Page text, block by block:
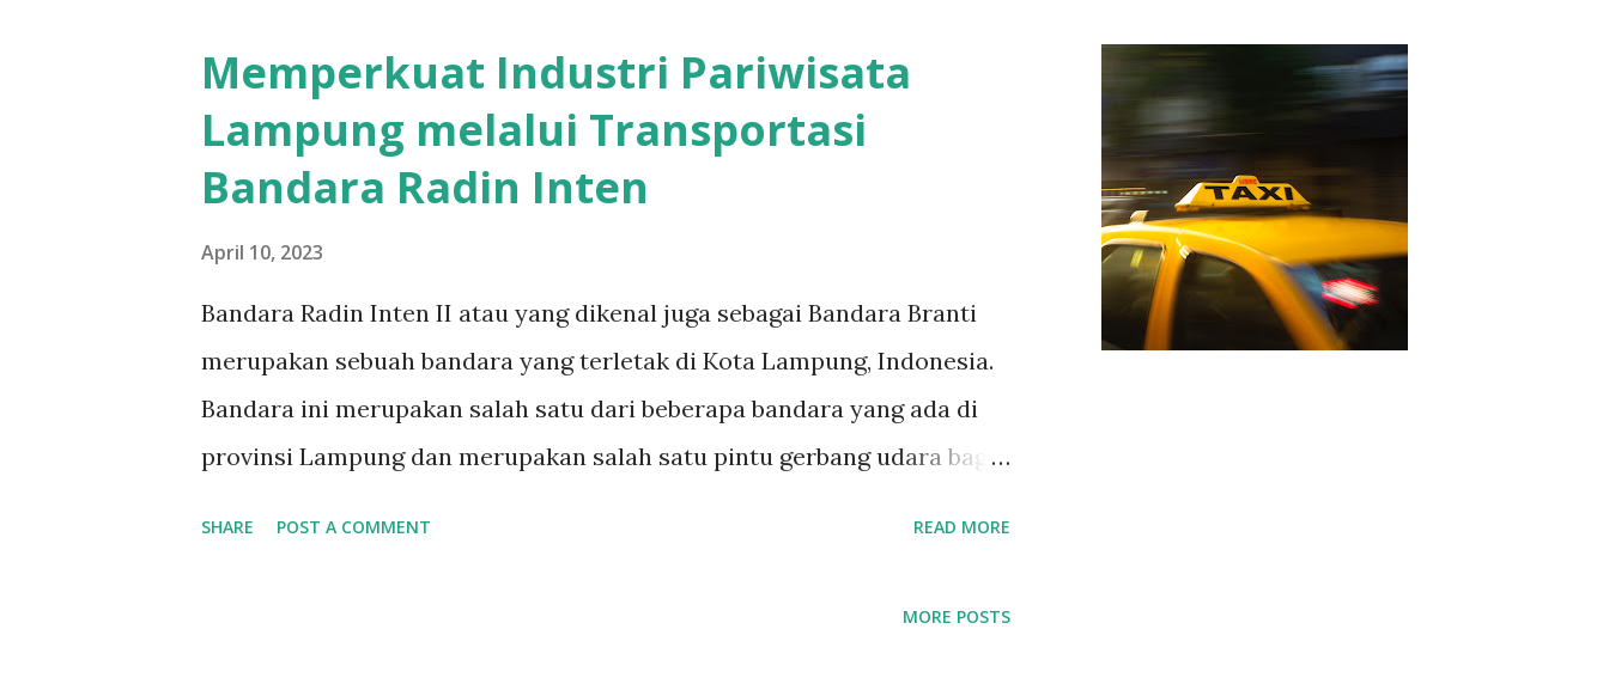
Memperkuat Industri Pariwisata
Lampung melalui Transportasi
Bandara Radin Inten
April 10, 2023
Bandara Radin Inten II atau yang dikenal juga sebagai Bandara Branti
merupakan sebuah bandara yang terletak di Kota Lampung, Indonesia.
Bandara ini merupakan salah satu dari beberapa bandara yang ada di
provinsi Lampung dan merupakan salah satu pintu gerbang udara bagi
SHARE POST A COMMENT READ MORE
MORE POSTS